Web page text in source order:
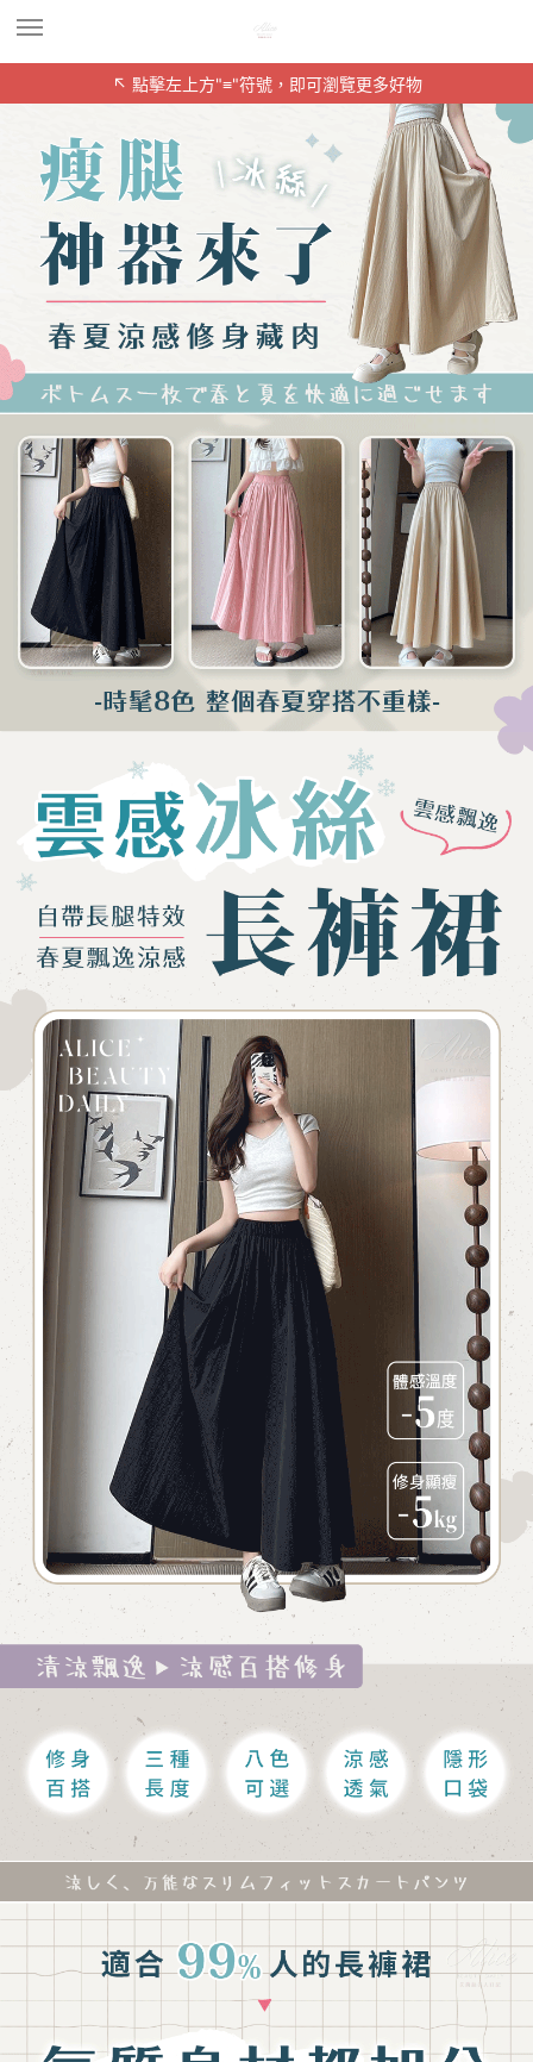
↖ 點擊左上方"≡"符號，即可瀏覽更多好物